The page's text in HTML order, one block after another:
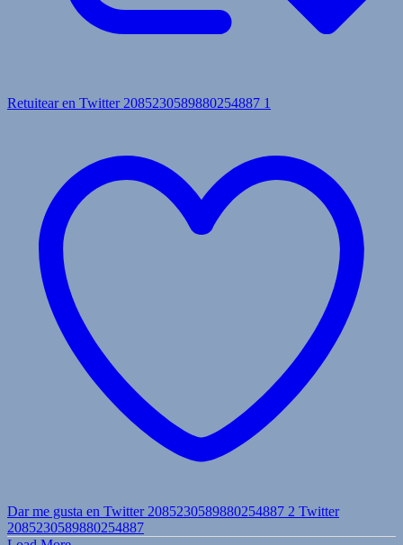
Retuitear en Twitter 2085230589880254887 1
Dar me gusta en Twitter 2085230589880254887 2 Twitter
2085230589880254887